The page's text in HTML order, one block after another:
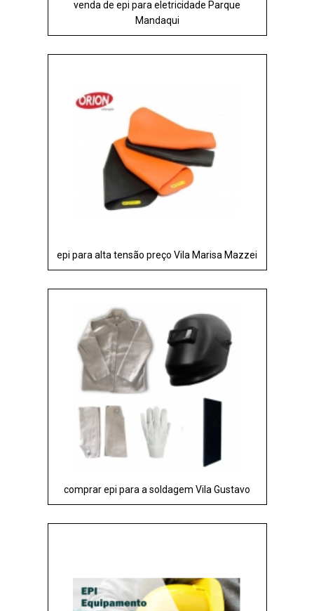
venda de epi para eletricidade Parque
Mandaqui
epi para alta tensão preço Vila Marisa Mazzei
comprar epi para a soldagem Vila Gustavo